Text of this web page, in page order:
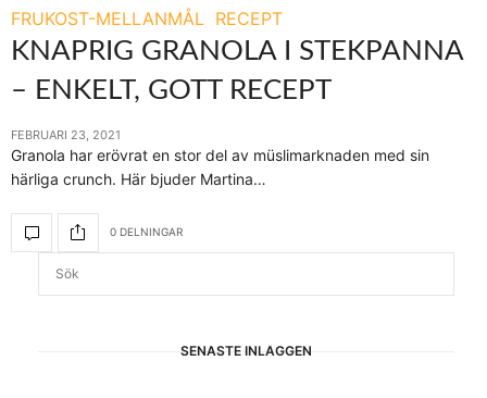
FRUKOST-MELLANMÅL RECEPT
KNAPRIG GRANOLA I STEKPANNA
– ENKELT, GOTT RECEPT
FEBRUARI 23, 2021
Granola har erövrat en stor del av müslimarknaden med sin
härliga crunch. Här bjuder Martina…
0 DELNINGAR
SENASTE INLÄGGEN